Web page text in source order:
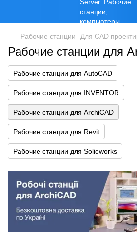
Рабочие станции Для CAD
Рабочие станции для
Рабочие станции для AutoCAD
Рабочие станции для INVENTOR
Рабочие станции для ArchiCAD
Рабочие станции для Revit
Рабочие станции для Solidworks